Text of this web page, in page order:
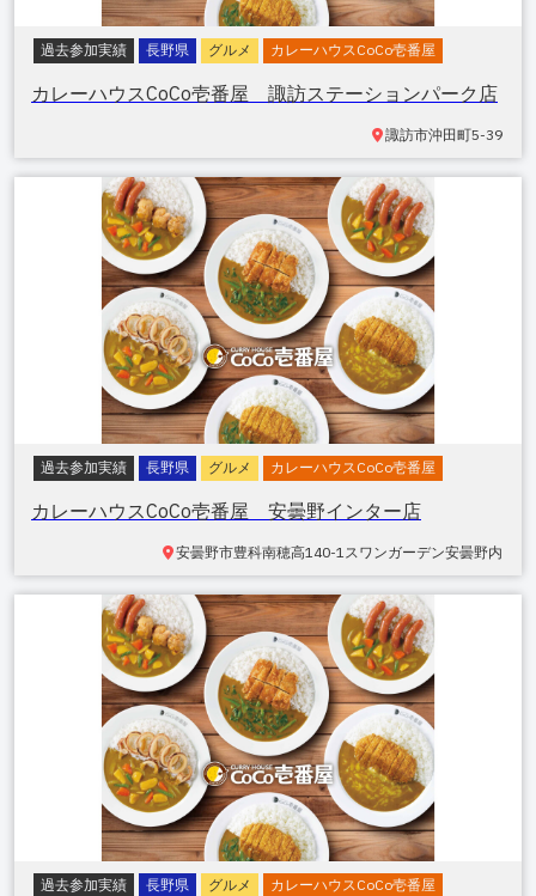
過去参加実績 長野県 グルメ カレーハウスCoCo壱番屋
カレーハウスCoCo壱番屋 諏訪ステーションパーク店
諏訪市沖田町5-39
過去参加実績 長野県 グルメ カレーハウスCoCo壱番屋
カレーハウスCoCo壱番屋 安曇野インター店
安曇野市豊科南穂高140-1スワンガーデン安曇野内
過去参加実績 長野県 グルメ カレーハウスCoCo壱番屋